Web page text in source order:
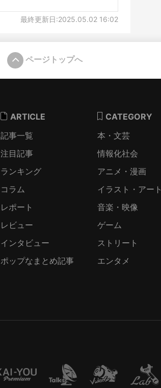
最終更新日:2025.05.02 16:02
ページトップへ
ARTICLE
記事一覧
注目記事
ランキング
コラム
レポート
レビュー
インタビュー
ポップなまとめ記事
CATEGORY
本・文芸
情報化社会
アニメ・漫画
イラスト・アート
音楽・映像
ゲーム
ストリート
エンタメ